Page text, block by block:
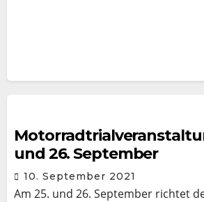
und 26. September
10. September 2021
Am 25. und 26. September richtet